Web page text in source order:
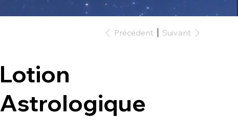
Précédent Suivant
Lotion
Astrologique